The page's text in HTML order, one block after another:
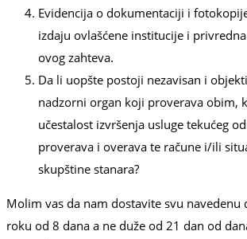
Evidencija o dokumentaciji i
izdaju ovlašćene institucije i
ovog zahteva.
Da li uopšte postoji nezavisan i
nadzorni organ koji proverava obim,
učestalost izvršenja usluge tekućeg
proverava i overava te račune i/ili
skupštine stanara?
Molim vas da nam dostavite svu navedenu
roku od 8 dana a ne duže od 21 dan od